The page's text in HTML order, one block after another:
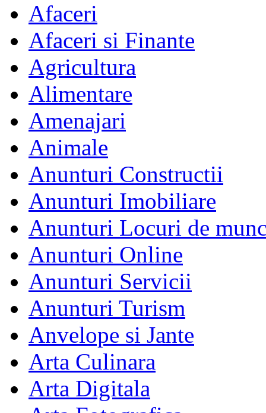
Afaceri
Afaceri si Finante
Agricultura
Alimentare
Amenajari
Animale
Anunturi Constructii
Anunturi Imobiliare
Anunturi Locuri de
Anunturi Online
Anunturi Servicii
Anunturi Turism
Anvelope si Jante
Arta Culinara
Arta Digitala